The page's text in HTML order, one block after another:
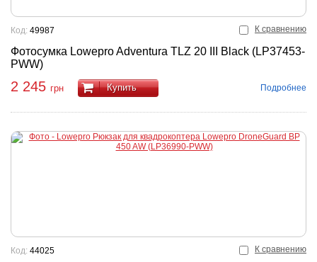
К сравнению
Фотосумка Lowepro Adventura TLZ 20 III Black (LP37453-
PWW)
Код: 49987
2 245 грн Купить Подробнее
К сравнению
Код: 44025